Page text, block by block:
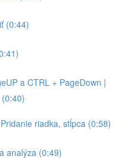
(0:44)
a CTRL + PageDown |
riadka, stĺpca (0:58)
analýza (0:49)